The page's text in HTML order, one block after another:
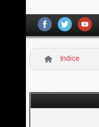
Indice